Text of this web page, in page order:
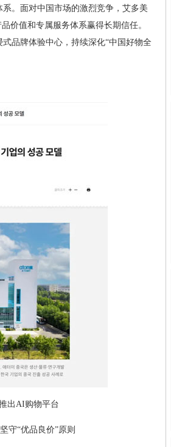
。面对中国市场的激烈竞争，艾多美
价值和专属服务体系赢得长期信任。
品牌体验中心，持续深化“中国好物全
出AI购物平台
守“优品良价”原则